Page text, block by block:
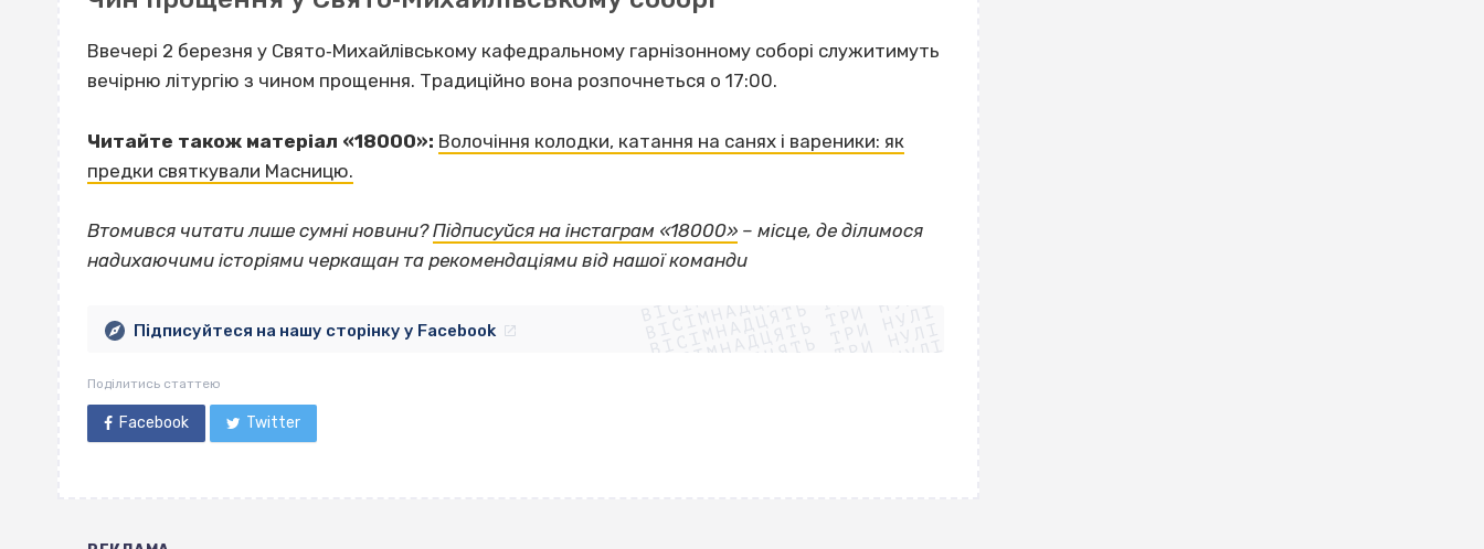
Ввечері 2 березня у Свято‐Михайлівському кафедральному гарнізонному соборі служитимуть
вечірню літургію з чином прощення. Традиційно вона розпочнеться о 17:00.
Читайте також матеріал «18000»: Волочіння колодки, катання на санях і вареники: як
предки святкували Масницю.
Втомився читати лише сумні новини?Підписуйся на інстаграм «18000» – місце, де ділимося
надихаючими історіями черкащан та рекомендаціями від нашої командиВІСІМНАДЦЯТЬ ТРИ НУЛІ
ВІСІМНАДЦЯТЬ ТРИ НУЛІ
ВІСІМНАДЦЯТЬ ТРИ НУЛІ
ВІСІМНАДЦЯТЬ ТРИ НУЛІ
ВІСІМНАДЦЯТЬ ТРИ НУЛІ
ВІСІМНАДЦЯТЬ ТРИ НУЛІ
ВІСІМНАДЦЯТЬ ТРИ НУЛІ
Підписуйтеся на нашу сторінку у Facebook
Поділитись статтею
Facebook Twitter